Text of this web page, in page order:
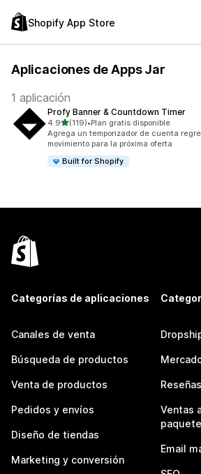
Shopify App Store
Aplicaciones de Apps Jar
1 aplicación
Profy Banner & Countdown Timer
4.9de 5 estrellas
(119)
119 reseñas en total
•Plan gratis disponible
Agrega un temporizador de cuenta
movimiento para la próxima oferta
Built for Shopify
Categorías de aplicaciones
Canales de venta
Búsqueda de productos
Venta de productos
Pedidos y envíos
Diseño de tiendas
Marketing y conversión
Ventas
Email